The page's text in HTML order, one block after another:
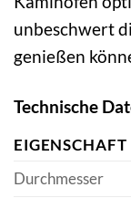
unbeschwert
genießen
Technische
EIGENSCHAFT
Durchmesser